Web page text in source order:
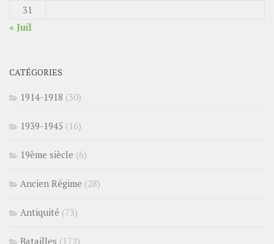
31
« Juil
CATÉGORIES
1914-1918 (30)
1939-1945 (16)
19ème siècle (6)
Ancien Régime (28)
Antiquité (73)
Batailles (172)